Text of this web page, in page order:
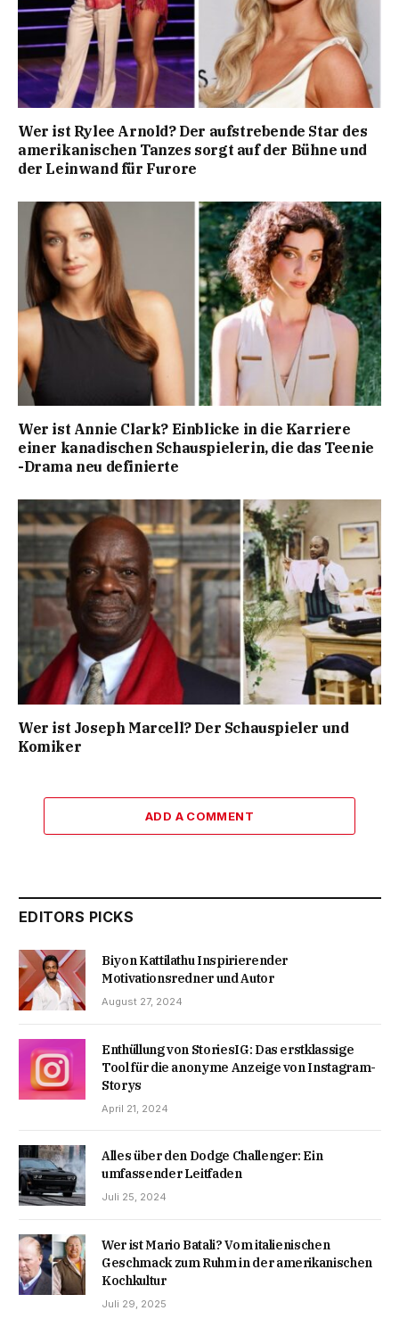
Wer ist Rylee Arnold? Der aufstrebende Star des
amerikanischen Tanzes sorgt auf der Bühne und
der Leinwand für Furore
Wer ist Annie Clark? Einblicke in die Karriere
einer kanadischen Schauspielerin, die das Teenie
-Drama neu definierte
Wer ist Joseph Marcell? Der Schauspieler und
Komiker
ADD A COMMENT
EDITORS PICKS
Biyon Kattilathu Inspirierender
Motivationsredner und Autor
August 27, 2024
Enthüllung von StoriesIG: Das erstklassige
Tool für die anonyme Anzeige von Instagram-
Storys
April 21, 2024
Alles über den Dodge Challenger: Ein
umfassender Leitfaden
Juli 25, 2024
Wer ist Mario Batali? Vom italienischen
Geschmack zum Ruhm in der amerikanischen
Kochkultur
Juli 29, 2025